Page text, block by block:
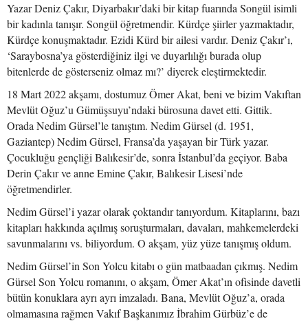
Yazar Deniz Çakır, Diyarbakır’daki bir kitap fuarında Songül isimli
bir kadınla tanışır. Songül öğretmendir. Kürdçe şiirler yazmaktadır,
Kürdçe konuşmaktadır. Ezidi Kürd bir ailesi vardır. Deniz Çakır’ı,
‘Saraybosna’ya gösterdiğiniz ilgi ve duyarlılığı burada olup
bitenlerde de gösterseniz olmaz mı?’ diyerek eleştirmektedir.
18 Mart 2022 akşamı, dostumuz Ömer Akat, beni ve bizim Vakıftan
Mevlüt Oğuz’u Gümüşsuyu’ndaki bürosuna davet etti. Gittik.
Orada Nedim Gürsel’le tanıştım. Nedim Gürsel (d. 1951,
Gaziantep) Nedim Gürsel, Fransa’da yaşayan bir Türk yazar.
Çocukluğu gençliği Balıkesir’de, sonra İstanbul’da geçiyor. Baba
Derin Çakır ve anne Emine Çakır, Balıkesir Lisesi’nde
öğretmendirler.
Nedim Gürsel’i yazar olarak çoktandır tanıyordum. Kitaplarını, bazı
kitapları hakkında açılmış soruşturmaları, davaları, mahkemelerdeki
savunmalarını vs. biliyordum. O akşam, yüz yüze tanışmış oldum.
Nedim Gürsel’in Son Yolcu kitabı o gün matbaadan çıkmış. Nedim
Gürsel Son Yolcu romanını, o akşam, Ömer Akat’ın ofisinde davetli
bütün konuklara ayrı ayrı imzaladı. Bana, Mevlüt Oğuz’a, orada
olmamasına rağmen Vakıf Başkanımız İbrahim Gürbüz’e de